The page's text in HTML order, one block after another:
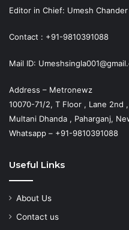
Editor in Chief: Umesh Chander
Contact : +91-9810391088
Mail ID:
Address – Metronewz
10070-71/2, T Floor , Lane 2nd
Multani Dhanda , Paharganj,
Whatsapp – +91-9810391088
Useful Links
About Us
Contact us